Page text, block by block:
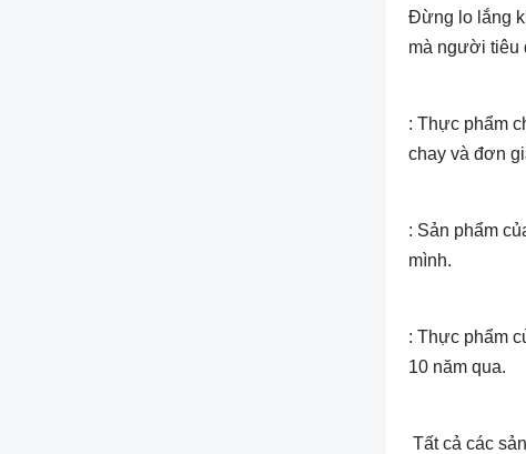
Đừng lo lắng
mà người tiêu
: Thực phẩm
chay và đơn
: Sản phẩm
mình.
: Thực phẩm
10 năm qua.
Tất cả các